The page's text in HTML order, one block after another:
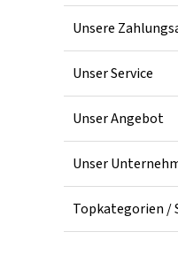
Unsere
Unser Service
Unser Angebot
Unser
Topkategorien /